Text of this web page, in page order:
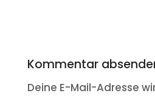
Kommentar
Deine E-Mail-Adresse